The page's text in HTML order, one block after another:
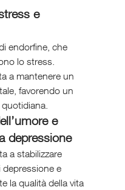
e
endorfine, che
lo stress.
a mantenere un
favorendo un
e
depressione
a stabilizzare
depressione e
la qualità della vita